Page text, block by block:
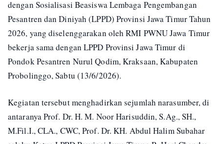
dengan Sosialisasi Beasiswa Lembaga Pengembangan
Pesantren dan Diniyah (LPPD) Provinsi Jawa Timur Tahun
2026, yang diselenggarakan oleh RMI PWNU Jawa Timur
bekerja sama dengan LPPD Provinsi Jawa Timur di
Pondok Pesantren Nurul Qodim, Kraksaan, Kabupaten
Probolinggo, Sabtu (13/6/2026).
Kegiatan tersebut menghadirkan sejumlah narasumber, di
antaranya Prof. Dr. H. M. Noor Harisuddin, S.Ag., SH.,
M.Fil.I., CLA., CWC, Prof. Dr. KH. Abdul Halim Subahar